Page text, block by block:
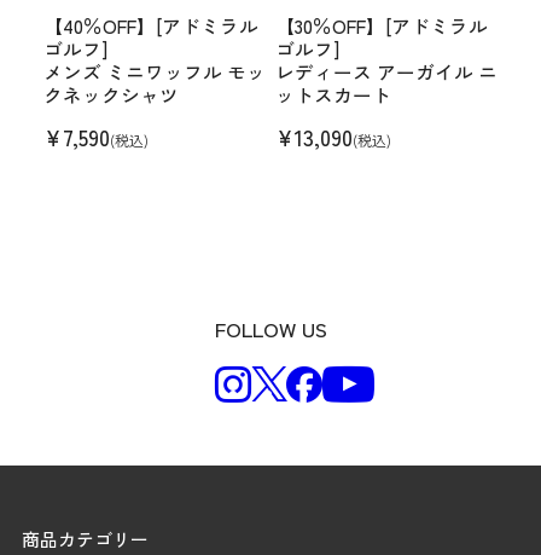
【40％OFF】[アドミラル
ゴルフ]
メンズ ミニワッフル モッ
クネックシャツ
¥7,590(税込)
【30％OFF】[アドミラル
ゴルフ]
レディース アーガイル ニ
ットスカート
¥13,090(税込)
FOLLOW US
商品カテゴリー